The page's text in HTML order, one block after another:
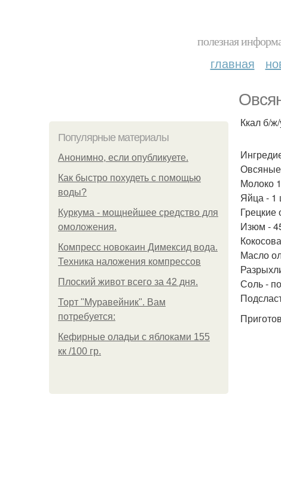
полезная
главная
Популярные материалы
Анонимно, если опубликуете.
Как быстро похудеть с помощью
воды?
Куркума - мощнейшее средство для
омоложения.
Компресс новокаин Димексид вода.
Техника наложения компрессов
Плоский живот всего за 42 дня.
Торт "Муравейник". Вам
потребуется:
Кефирные оладьи с яблоками 155
кк /100 гр.
Ккал б/
Овсяные
Молоко
Яйца - 1
Грецкие
Изюм -
Масло
Соль -